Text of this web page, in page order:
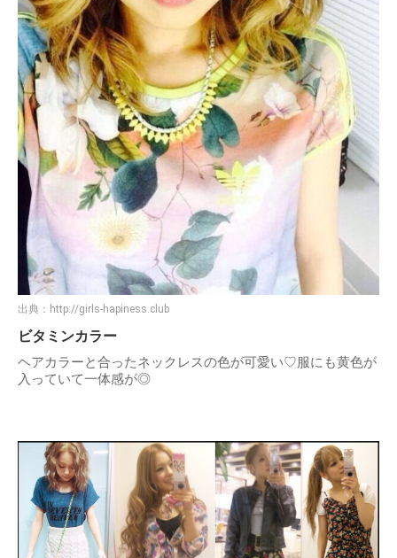
出典： http://girls-hapiness.club
ビタミンカラー
ヘアカラーと合ったネックレスの色が可愛い♡服にも黄色が
入っていて一体感が◎